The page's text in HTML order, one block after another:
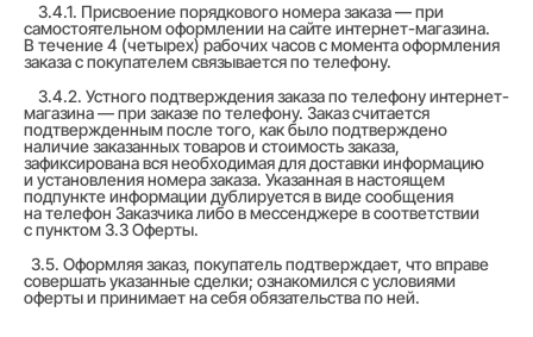
3.4.1. Присвоение порядкового номера заказа — при
самостоятельном оформлении на сайте интернет-магазина.
В течение 4 (четырех) рабочих часов с момента оформления
заказа с покупателем связывается по телефону.
3.4.2. Устного подтверждения заказа по телефону интернет-
магазина — при заказе по телефону. Заказ считается
подтвержденным после того, как было подтверждено
наличие заказанных товаров и стоимость заказа,
зафиксирована вся необходимая для доставки информацию
и установления номера заказа. Указанная в настоящем
подпункте информации дублируется в виде сообщения
на телефон Заказчика либо в мессенджере в соответствии
с пунктом 3.3 Оферты.
3.5. Оформляя заказ, покупатель подтверждает, что вправе
совершать указанные сделки; ознакомился с условиями
оферты и принимает на себя обязательства по ней.